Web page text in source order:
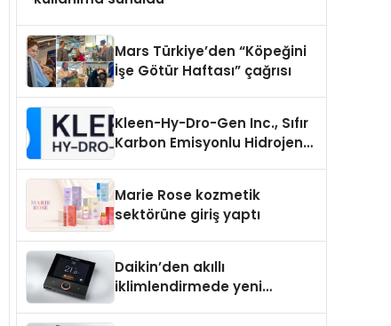
Mars Türkiye’den “Köpeğini
İşe Götür Haftası” çağrısı
Kleen-Hy-Dro-Gen Inc., Sıfır
Karbon Emisyonlu Hidrojen
Aldı
Marie Rose kozmetik
sektörüne giriş yaptı
Daikin’den akıllı
iklimlendirmede yeni